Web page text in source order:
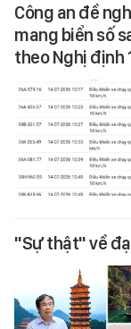
Công an đề
mang biển số
theo Nghị định
"Sự thật" về